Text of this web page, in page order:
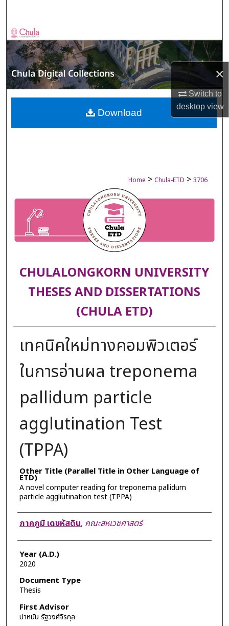
×
Switch to
desktopview
Browse Collections
My Account
About
Digital Commons Network™
Home > Chula-ETD > 3706
CHULALONGKORN UNIVERSITY
THESES AND DISSERTATIONS
(CHULA ETD)
เทคนิคใหม่ทางคอมพิวเตอร์
ในการอ่านผล treponema
pallidum particle
agglutination Test
(TPPA)
Other Title (Parallel Title in Other Language of
ETD)
A novel computer reading for treponema pallidum
particle aggliutination test (TPPA)
Author
ภาคภูมิ เดชหัสดิน, คณะสหเวชศาสตร์
Year (A.D.)
2020
Document Type
Thesis
First Advisor
ปาหนัน รัฐวงศ์จิรกุล
Download